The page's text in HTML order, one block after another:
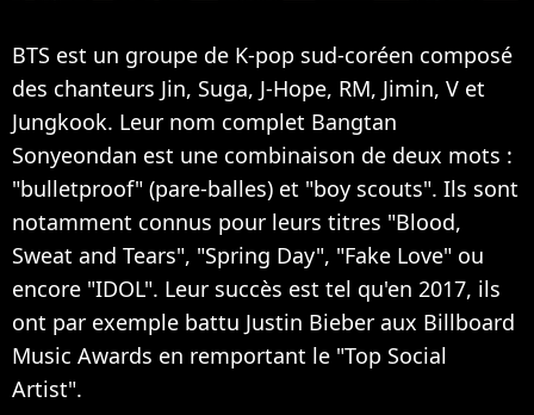
BTS est un groupe de K-pop sud-coréen composé
des chanteurs Jin, Suga, J-Hope, RM, Jimin, V et
Jungkook. Leur nom complet Bangtan
Sonyeondan est une combinaison de deux mots :
"bulletproof" (pare-balles) et "boy scouts". Ils sont
notamment connus pour leurs titres "Blood,
Sweat and Tears", "Spring Day", "Fake Love" ou
encore "IDOL". Leur succès est tel qu'en 2017, ils
ont par exemple battu Justin Bieber aux Billboard
Music Awards en remportant le "Top Social
Artist".